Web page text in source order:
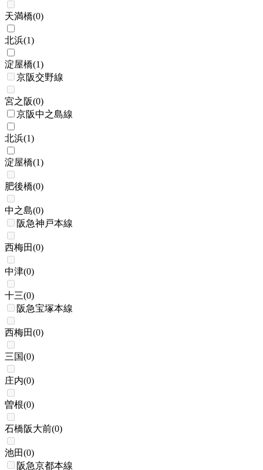
天満橋(0)
北浜(1)
淀屋橋(1)
京阪交野線
宮之阪(0)
京阪中之島線
北浜(1)
淀屋橋(1)
肥後橋(0)
中之島(0)
阪急神戸本線
西梅田(0)
中津(0)
十三(0)
阪急宝塚本線
西梅田(0)
三国(0)
庄内(0)
曽根(0)
石橋阪大前(0)
池田(0)
阪急京都本線